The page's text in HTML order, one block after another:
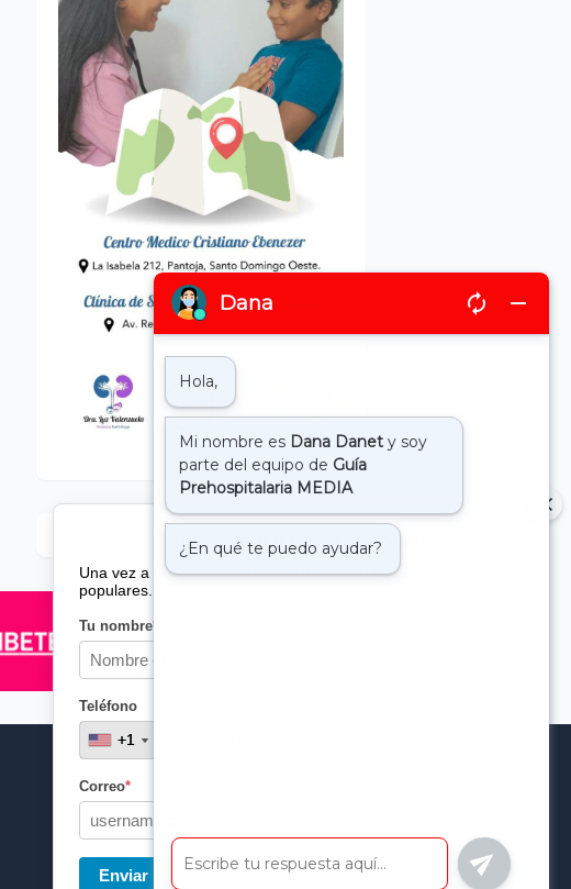
Suscribete a nuestro boletin
Una vez a la semana enviamos un correo con los artículos más
populares.
Tu nombre*
Teléfono
+1
+1
Correo*
Enviar